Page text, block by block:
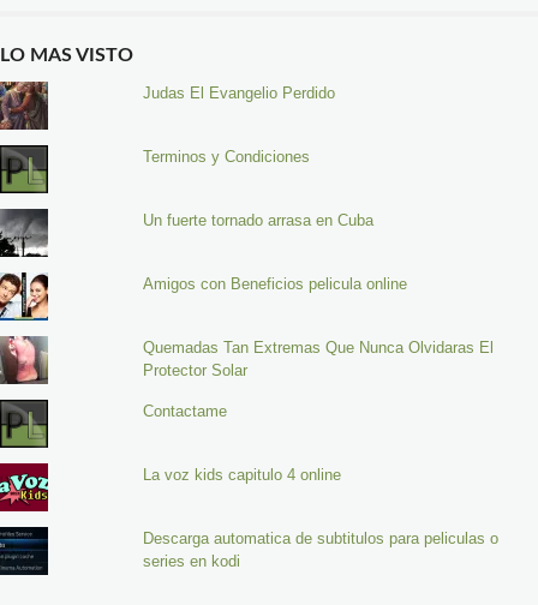
LO MAS VISTO
Judas El Evangelio Perdido
Terminos y Condiciones
Un fuerte tornado arrasa en Cuba
Amigos con Beneficios pelicula online
Quemadas Tan Extremas Que Nunca Olvidaras El
Protector Solar
Contactame
La voz kids capitulo 4 online
Descarga automatica de subtitulos para peliculas o
series en kodi